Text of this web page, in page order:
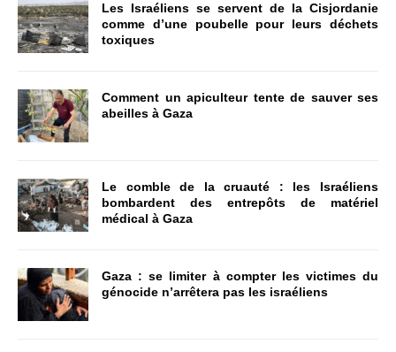
Les Israéliens se servent de la Cisjordanie
comme d’une poubelle pour leurs déchets
toxiques
Comment un apiculteur tente de sauver ses
abeilles à Gaza
Le comble de la cruauté : les Israéliens
bombardent des entrepôts de matériel
médical à Gaza
Gaza : se limiter à compter les victimes du
génocide n’arrêtera pas les israéliens